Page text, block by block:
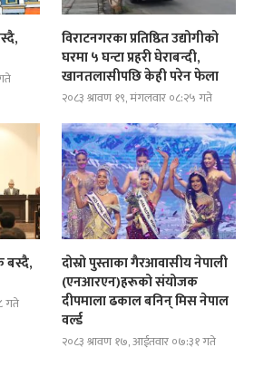
विराटनगरका प्रतिष्ठित उद्योगीको
घरमा ५ घन्टा प्रहरी घेराबन्दी,
खानतलासीपछि केही परेन फेला
२०८३ श्रावण १९, मंगलवार ०८:२५ गते
बस्दै,
गते
दोस्रो पुस्ताका गैरआवासीय नेपाली
(एनआरएन)हरूको संयोजक
दीपमाला ढकाल बनिन् मिस नेपाल
वर्ल्ड
२०८३ श्रावण १७, आईतवार ०७:३१ गते